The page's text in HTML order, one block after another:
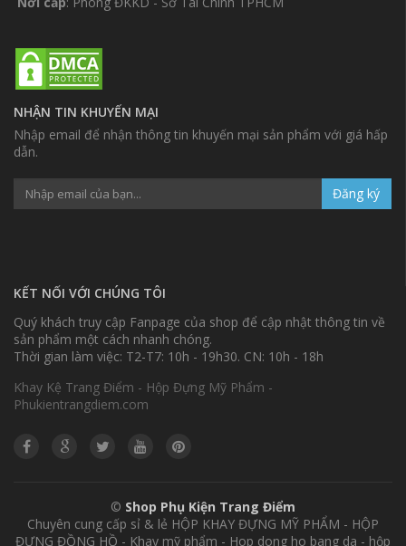
NHẬN TIN KHUYẾN MẠI
Nhập email để nhận thông tin khuyến mại sản phẩm với giá hấp
dẫn.
Đăng ký
KẾT NỐI VỚI CHÚNG TÔI
Quý khách truy cập Fanpage của shop để cập nhật thông tin về
sản phẩm một cách nhanh chóng.
Thời gian làm việc: T2-T7: 10h - 19h30. CN: 10h - 18h
Khay Kệ Trang Điểm - Hộp Đựng Mỹ Phẩm -
Phukientrangdiem.com
© Shop Phụ Kiện Trang Điểm
Chuyên cung cấp sỉ & lẻ HỘP KHAY ĐỰNG MỸ PHẨM - HỘP
ĐỰNG ĐỒNG HỒ - Khay mỹ phẩm - Hop dong ho bang da - hộp